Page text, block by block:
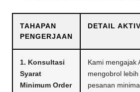
TAHAPAN
PENGERJAAN
DETAIL
1. Konsultasi
Syarat
Minimum Order
Kami mengajak
mengobrol
pesanan